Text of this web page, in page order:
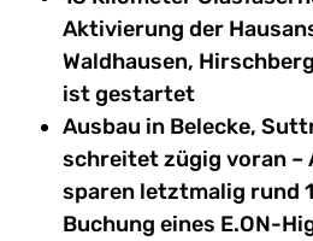
Aktivierung der
Waldhausen,
ist gestartet
Ausbau in Belecke,
schreitet zügig voran –
sparen letztmalig rund
Buchung eines E.ON-